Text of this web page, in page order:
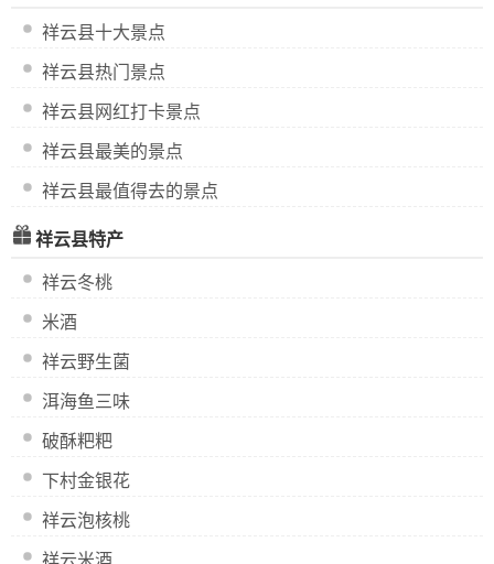
祥云县十大景点
祥云县热门景点
祥云县网红打卡景点
祥云县最美的景点
祥云县最值得去的景点
祥云县特产
祥云冬桃
米酒
祥云野生菌
洱海鱼三味
破酥粑粑
下村金银花
祥云泡核桃
祥云米酒